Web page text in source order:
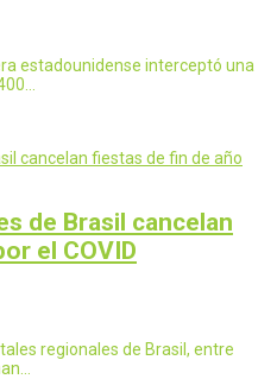
estadounidense interceptó una
de Brasil cancelan
el COVID
regionales de Brasil, entre